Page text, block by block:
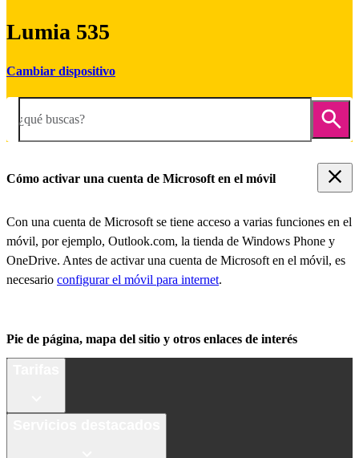
Lumia 535
Cambiar dispositivo
¿qué buscas?
Cómo activar una cuenta de Microsoft en el móvil
Con una cuenta de Microsoft se tiene acceso a varias funciones en el
móvil, por ejemplo, Outlook.com, la tienda de Windows Phone y
OneDrive. Antes de activar una cuenta de Microsoft en el móvil, es
necesario configurar el móvil para internet.
Pie de página, mapa del sitio y otros enlaces de interés